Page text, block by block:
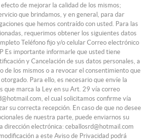
de mejorar la calidad de los mismos;
que brindamos, y en general, para dar
que hemos contraído con usted. Para las
requerimos obtener los siguientes datos
Teléfono fijo y/o celular Correo electrónico
Es importante informarle que usted tiene
y Cancelación de sus datos personales, a
de los mismos o a revocar el consentimiento que
Para ello, es necesario que envíe la
que marca la Ley en su Art. 29 vía correo
el cual solicitamos confirme vía
su correcta recepción. En caso de que no desee
de nuestra parte, puede enviarnos su
dirección electrónica: ceballosrd@hotmail.com
a este Aviso de Privacidad podrá